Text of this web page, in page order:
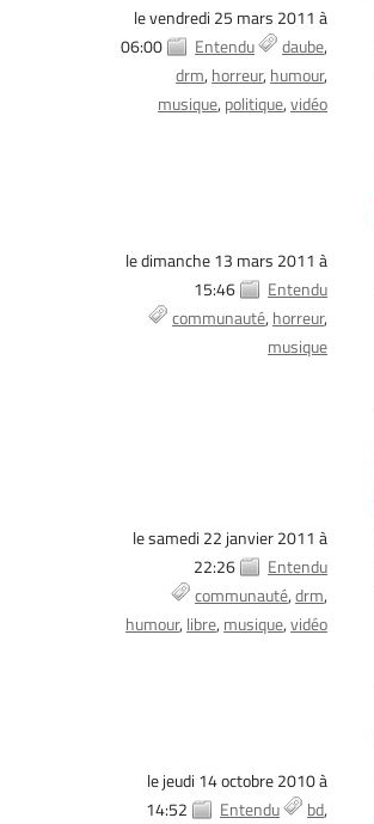
le vendredi 25 mars 2011 à
06:00
Entendu
daube
drm horreur humour
musique politique vidéo
le dimanche 13 mars 2011 à
15:46
Entendu
communauté horreur
musique
le samedi 22 janvier 2011 à
22:26
Entendu
communauté drm
humour libre musique vidéo
le jeudi 14 octobre 2010 à
14:52
Entendu bd